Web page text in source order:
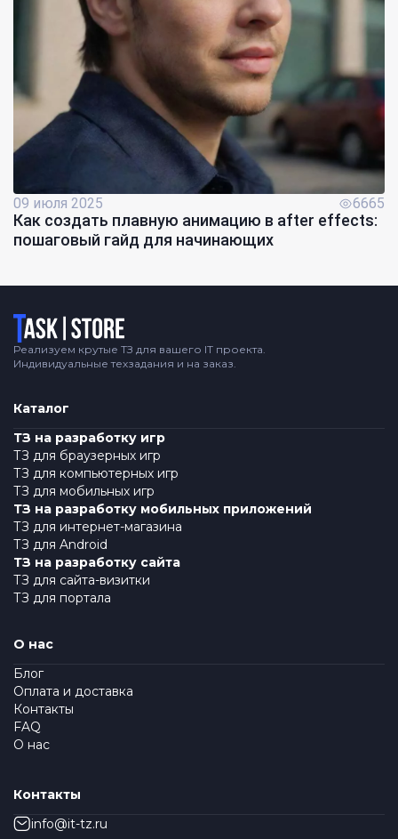
09 июля 2025 6665
Как создать плавную анимацию в after effects:
пошаговый гайд для начинающих
Логотип
Реализуем крутые ТЗ для вашего IT проекта.
Индивидуальные техзадания и на заказ.
Каталог
ТЗ на разработку игр
ТЗ для браузерных игр
ТЗ для компьютерных игр
ТЗ для мобильных игр
ТЗ на разработку мобильных приложений
ТЗ для интернет-магазина
ТЗ для Android
ТЗ на разработку сайта
ТЗ для сайта-визитки
ТЗ для портала
О нас
Блог
Оплата и доставка
Контакты
FAQ
О нас
Контакты
info@it-tz.ru